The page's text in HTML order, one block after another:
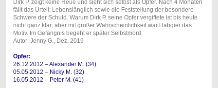
Dirk P. zeigt keine Reue und sieht sich selbst als Opfer. Nach 4 Monaten
fällt das Urteil: Lebenslänglich sowie die Feststellung der besondere
Schwere der Schuld. Warum Dirk P. seine Opfer vergiftete ist bis heute
nicht ganz klar; aber mit großer Wahrscheinlichkeit war Habgier das
Motiv. Im Gefängnis begeht er später Selbstmord.
Autor: Jenny G., Dez. 2019
Opfer:
26.12.2012 – Alexander M. (34)
05.05.2012 – Nicky M. (32)
16.05.2012 – Peter M. (41)